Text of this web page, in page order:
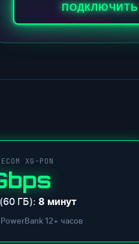
ПОДКЛЮЧИТЬ
XG-PON
ГБ): 8 минут
12+ часов